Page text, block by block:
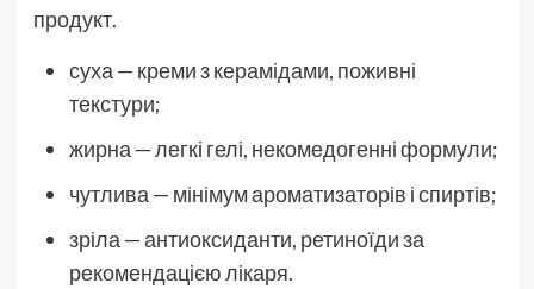
продукт.
суха — креми з керамідами, поживні
текстури;
жирна — легкі гелі, некомедогенні формули;
чутлива — мінімум ароматизаторів і спиртів;
зріла — антиоксиданти, ретиноїди за
рекомендацією лікаря.